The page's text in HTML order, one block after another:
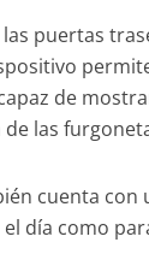
puertas
de
las
cuenta
día como